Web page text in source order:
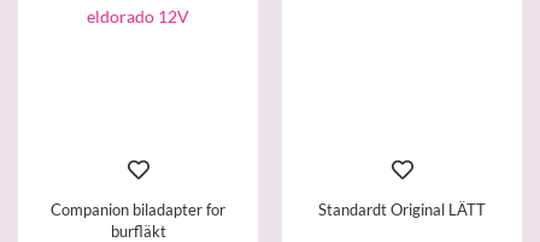
Companion biladapter for
burfläkt
Standardt Original LÄTT